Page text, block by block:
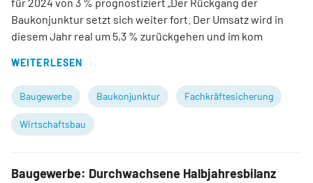
für 2024 von 3 % prognostiziert „Der Rückgang der
Baukonjunktur setzt sich weiter fort. Der Umsatz wird in
diesem Jahr real um 5,3 % zurückgehen und im kom
WEITERLESEN
Baugewerbe Baukonjunktur Fachkräftesicherung
Wirtschaftsbau
Baugewerbe: Durchwachsene Halbjahresbilanz